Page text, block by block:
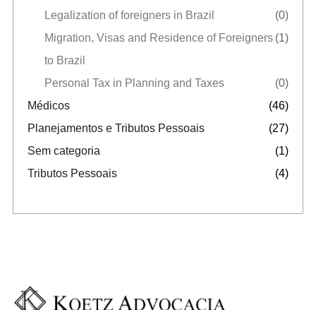
Legalization of foreigners in Brazil
(0)
Migration, Visas and Residence of Foreigners
to Brazil
(1)
Personal Tax in Planning and Taxes
(0)
Médicos
(46)
Planejamentos e Tributos Pessoais
(27)
Sem categoria
(1)
Tributos Pessoais
(4)